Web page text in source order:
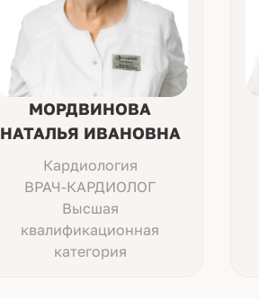
МОРДВИНОВА
НАТАЛЬЯ ИВАНОВНА
Кардиология
ВРАЧ-КАРДИОЛОГ
Высшая
квалификационная
категория